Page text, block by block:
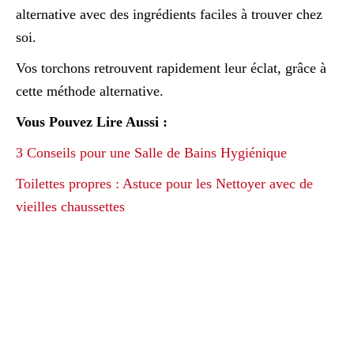
alternative avec des ingrédients faciles à trouver chez
soi.
Vos torchons retrouvent rapidement leur éclat, grâce à
cette méthode alternative.
Vous Pouvez Lire Aussi :
3 Conseils pour une Salle de Bains Hygiénique
Toilettes propres : Astuce pour les Nettoyer avec de
vieilles chaussettes